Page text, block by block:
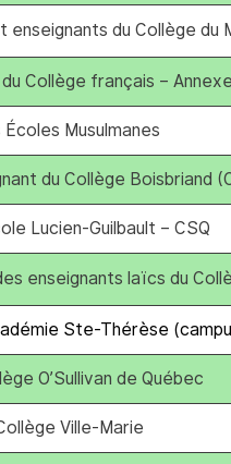
enseignants du Collège du
Collège français –
Musulmanes
du Collège Boisbriand
Lucien-Guilbault – CSQ
enseignants laïcs du
Ste-Thérèse
O’Sullivan de Québec
Ville-Marie